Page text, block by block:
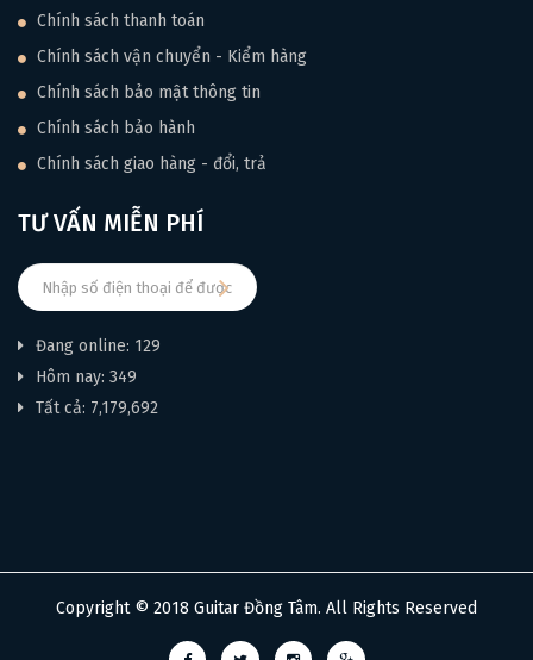
Chính sách thanh toán
Chính sách vận chuyển - Kiểm hàng
Chính sách bảo mật thông tin
Chính sách bảo hành
Chính sách giao hàng - đổi, trả
TƯ VẤN MIỄN PHÍ
Đang online: 129
Hôm nay: 349
Tất cả: 7,179,692
Copyright © 2018 Guitar Đồng Tâm. All Rights Reserved